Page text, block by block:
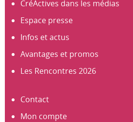
CréActives dans les médias
Espace presse
Infos et actus
Avantages et promos
Les Rencontres 2026
Contact
Mon compte